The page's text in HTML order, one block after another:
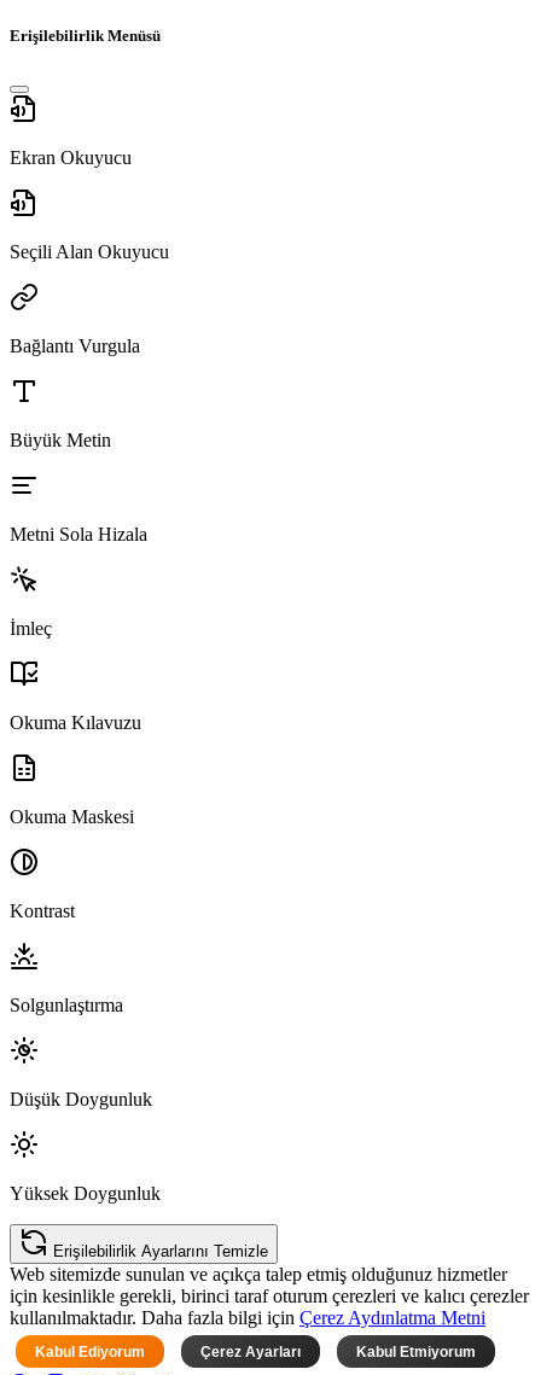
Erişilebilirlik Menüsü
Ekran Okuyucu
Seçili Alan Okuyucu
Bağlantı Vurgula
Büyük Metin
Metni Sola Hizala
İmleç
Okuma Kılavuzu
Okuma Maskesi
Kontrast
Solgunlaştırma
Düşük Doygunluk
Yüksek Doygunluk
Erişilebilirlik Ayarlarını Temizle
Web sitemizde sunulan ve açıkça talep etmiş olduğunuz hizmetler
için kesinlikle gerekli, birinci taraf oturum çerezleri ve kalıcı çerezler
kullanılmaktadır. Daha fazla bilgi için Çerez Aydınlatma Metni
Kabul Ediyorum Çerez Ayarları Kabul Etmiyorum